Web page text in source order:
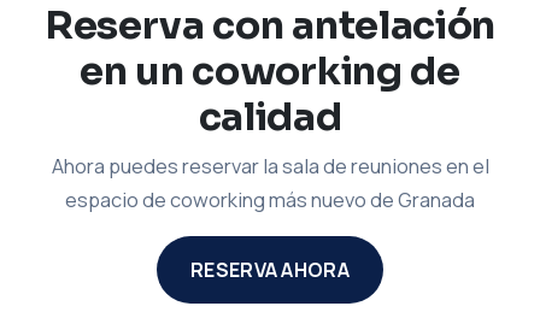
Reserva con antelación
en un coworking de
calidad
Ahora puedes reservar la sala de reuniones en el
espacio de coworking más nuevo de Granada
RESERVA AHORA